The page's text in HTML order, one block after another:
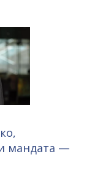
мандата —